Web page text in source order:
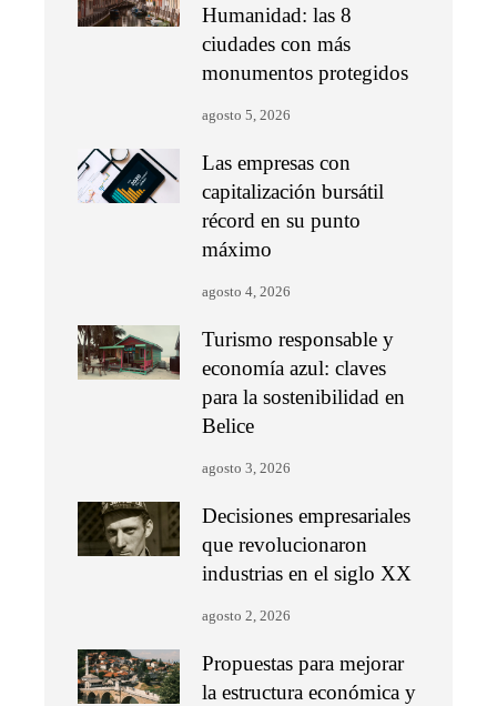
Humanidad: las 8
ciudades con más
monumentos protegidos
agosto 5, 2026
Las empresas con
capitalización bursátil
récord en su punto
máximo
agosto 4, 2026
Turismo responsable y
economía azul: claves
para la sostenibilidad en
Belice
agosto 3, 2026
Decisiones empresariales
que revolucionaron
industrias en el siglo XX
agosto 2, 2026
Propuestas para mejorar
la estructura económica y